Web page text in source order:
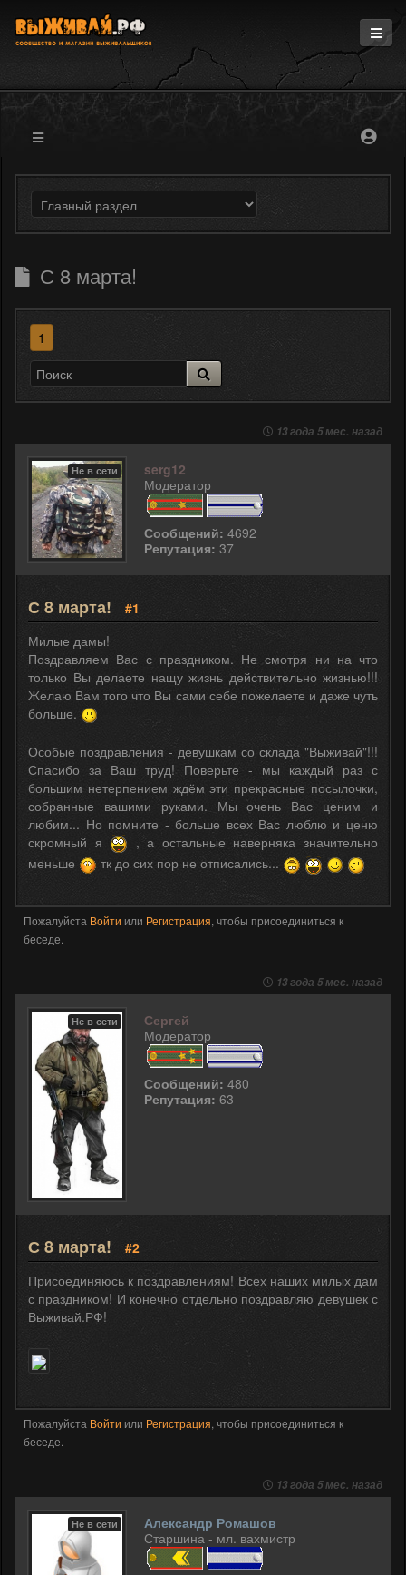
Информация
Магазин
Форум
С 8 марта!
1
13 года 5 мес. назад
Не в сети
serg12
Модератор
Сообщений: 4692
Репутация: 37
С 8 марта!
#1
Милые дамы!
Поздравляем Вас с праздником. Не смотря ни на что
только Вы делаете нащу жизнь действительно жизнью!!!
Желаю Вам того что Вы сами себе пожелаете и даже чуть
больше.
Особые поздравления - девушкам со склада "Выживай"!!!
Спасибо за Ваш труд! Поверьте - мы каждый раз с
большим нетерпением ждём эти прекрасные посылочки,
собранные вашими руками. Мы очень Вас ценим и
любим... Но помните - больше всех Вас люблю и ценю
скромный я
, а остальные наверняка значительно
меньше
тк до сих пор не отписались...
Пожалуйста Войти или Регистрация, чтобы присоединиться к
беседе.
13 года 5 мес. назад
Не в сети
Сергей
Модератор
Сообщений: 480
Репутация: 63
С 8 марта!
#2
Присоединяюсь к поздравлениям! Всех наших милых дам
с праздником! И конечно отдельно поздравляю девушек с
Выживай.РФ!
Пожалуйста Войти или Регистрация, чтобы присоединиться к
беседе.
13 года 5 мес. назад
Не в сети
Александр Ромашов
Старшина - мл. вахмистр